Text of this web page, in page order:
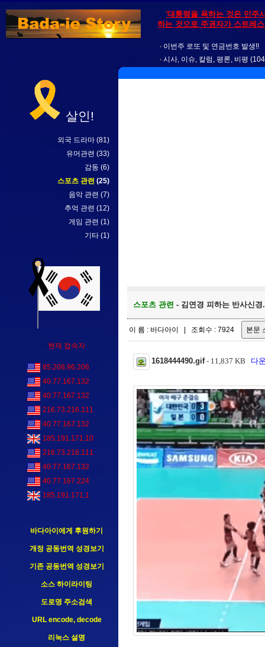
'대통령을 욕하는 것은 민주
하는 것으로 주권자가 스트레
이번주 로또 및 연금번호 발생!!
시사, 이슈, 칼럼, 평론, 비평
살인!
외국 드라마 (81)
유머관련 (33)
감동 (6)
스포츠 관련 (25)
음악 관련 (7)
추억 관련 (12)
게임 관련 (1)
기타 (1)
현재 접속자
85.208.96.206
40.77.167.132
40.77.167.132
216.73.216.111
40.77.167.132
185.191.171.10
216.73.216.111
40.77.167.132
40.77.167.224
185.191.171.1
바다아이에게 후원하기
개정 공동번역 성경보기
기존 공동번역 성경보기
소스 하이라이팅
도로명 주소검색
URL encode, decode
리눅스 설명
스포츠 관련 - 김연경 피하는 반사신경
이 름 : 바다아이 | 조회수 : 7924
1618444490.gif- 11,837 KB 다